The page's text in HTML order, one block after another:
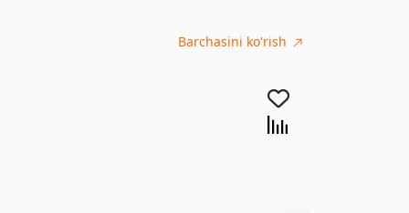
Barchasini ko'rish